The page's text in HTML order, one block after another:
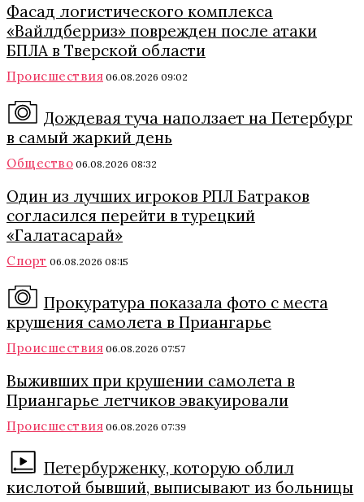
Фасад логистического комплекса
«Вайлдберриз» поврежден после атаки
БПЛА в Тверской области
Происшествия 06.08.2026 09:02
Дождевая туча наползает на Петербург
в самый жаркий день
Общество 06.08.2026 08:32
Один из лучших игроков РПЛ Батраков
согласился перейти в турецкий
«Галатасарай»
Спорт 06.08.2026 08:15
Прокуратура показала фото с места
крушения самолета в Приангарье
Происшествия 06.08.2026 07:57
Выживших при крушении самолета в
Приангарье летчиков эвакуировали
Происшествия 06.08.2026 07:39
Петербурженку, которую облил
кислотой бывший, выписывают из больницы